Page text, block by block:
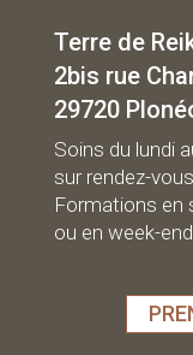
Terre de
2bis rue
29720
Soins du lundi
sur rendez-
Formations en
ou en week-